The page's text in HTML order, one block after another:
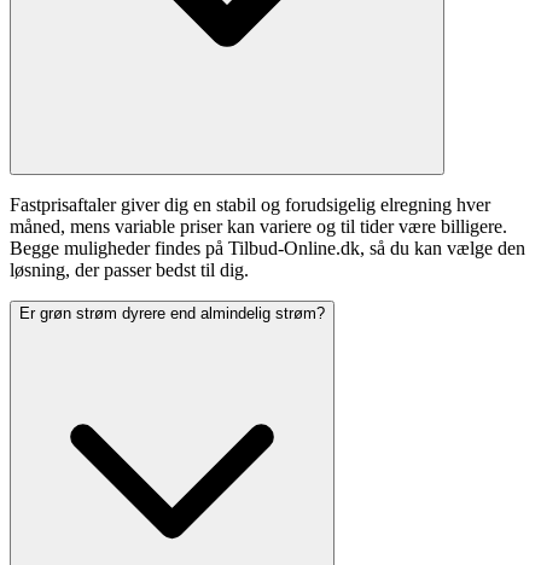
Fastprisaftaler giver dig en stabil og forudsigelig elregning hver
måned, mens variable priser kan variere og til tider være billigere.
Begge muligheder findes på Tilbud-Online.dk, så du kan vælge den
løsning, der passer bedst til dig.
Er grøn strøm dyrere end almindelig strøm?